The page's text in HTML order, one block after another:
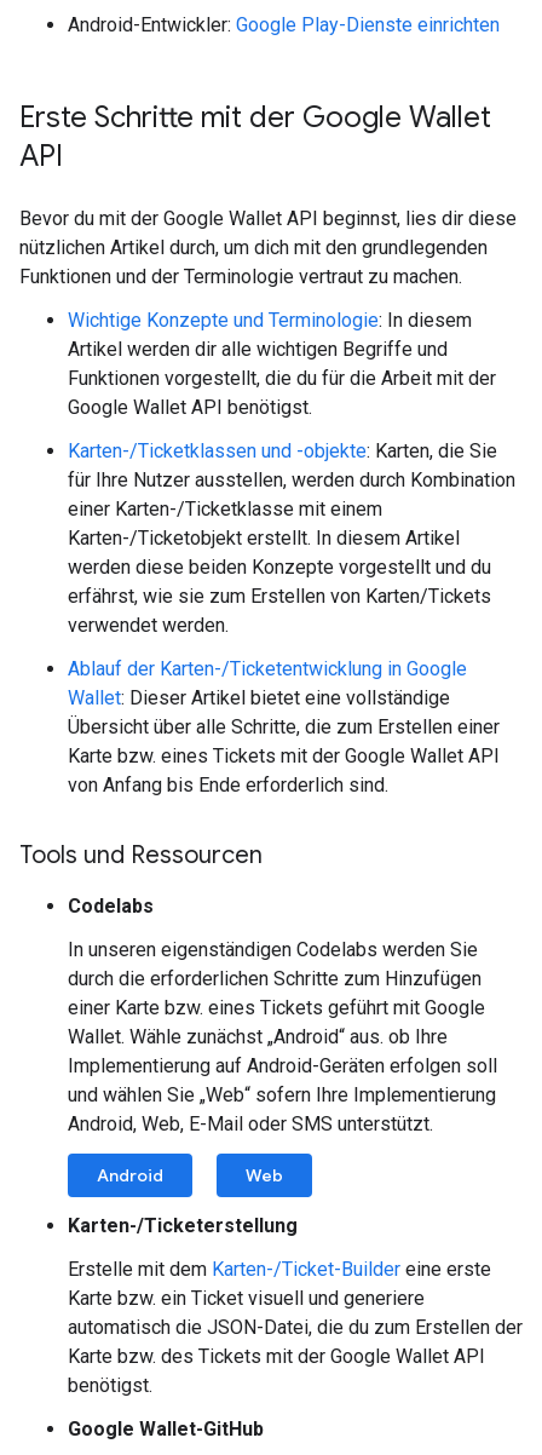
Android-Entwickler: Google Play-Dienste einrichten
Erste Schritte mit der Google Wallet
API
Bevor du mit der Google Wallet API beginnst, lies dir diese
nützlichen Artikel durch, um dich mit den grundlegenden
Funktionen und der Terminologie vertraut zu machen.
Wichtige Konzepte und Terminologie: In diesem
Artikel werden dir alle wichtigen Begriffe und
Funktionen vorgestellt, die du für die Arbeit mit der
Google Wallet API benötigst.
Karten-/Ticketklassen und -objekte: Karten, die Sie
für Ihre Nutzer ausstellen, werden durch Kombination
einer Karten-/Ticketklasse mit einem
Karten-/Ticketobjekt erstellt. In diesem Artikel
werden diese beiden Konzepte vorgestellt und du
erfährst, wie sie zum Erstellen von Karten/Tickets
verwendet werden.
Ablauf der Karten-/Ticketentwicklung in Google
Wallet: Dieser Artikel bietet eine vollständige
Übersicht über alle Schritte, die zum Erstellen einer
Karte bzw. eines Tickets mit der Google Wallet API
von Anfang bis Ende erforderlich sind.
Tools und Ressourcen
Codelabs
In unseren eigenständigen Codelabs werden Sie
durch die erforderlichen Schritte zum Hinzufügen
einer Karte bzw. eines Tickets geführt mit Google
Wallet. Wähle zunächst „Android“ aus. ob Ihre
Implementierung auf Android-Geräten erfolgen soll
und wählen Sie „Web“ sofern Ihre Implementierung
Android, Web, E-Mail oder SMS unterstützt.
Android Web
Karten-/Ticketerstellung
Erstelle mit dem Karten-/Ticket-Builder eine erste
Karte bzw. ein Ticket visuell und generiere
automatisch die JSON-Datei, die du zum Erstellen der
Karte bzw. des Tickets mit der Google Wallet API
benötigst.
Google Wallet-GitHub